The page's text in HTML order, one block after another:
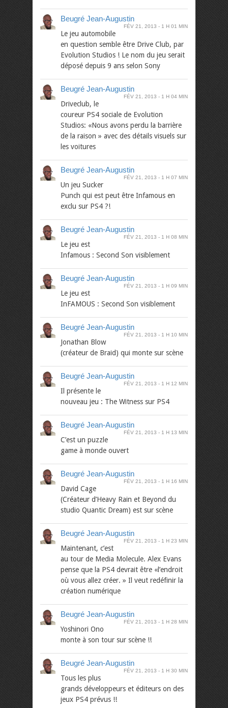
Beugré Jean-Augustin
FÉV 21, 2013 1 H 01 MIN
Le jeu automobile
en question semble être Drive Club, par
Evolution Studios ! Le nom du jeu serait
déposé depuis 9 ans selon Sony
Beugré Jean-Augustin
FÉV 21, 2013 1 H 04 MIN
Driveclub, le
coureur PS4 sociale de Evolution
Studios: «Nous avons perdu la barrière
de la raison » avec des détails visuels sur
les voitures
Beugré Jean-Augustin
FÉV 21, 2013 1 H 07 MIN
Un jeu Sucker
Punch qui est peut être Infamous en
exclu sur PS4 ?!
Beugré Jean-Augustin
FÉV 21, 2013 1 H 08 MIN
Le jeu est
Infamous : Second Son visiblement
Beugré Jean-Augustin
FÉV 21, 2013 1 H 09 MIN
Le jeu est
InFAMOUS : Second Son visiblement
Beugré Jean-Augustin
FÉV 21, 2013 1 H 10 MIN
Jonathan Blow
(créateur de Braid) qui monte sur scène
Beugré Jean-Augustin
FÉV 21, 2013 1 H 12 MIN
Il présente le
nouveau jeu : The Witness sur PS4
Beugré Jean-Augustin
FÉV 21, 2013 1 H 13 MIN
C’est un puzzle
game à monde ouvert
Beugré Jean-Augustin
FÉV 21, 2013 1 H 16 MIN
David Cage
(Créateur d’Heavy Rain et Beyond du
studio Quantic Dream) est sur scène
Beugré Jean-Augustin
FÉV 21, 2013 1 H 23 MIN
Maintenant, c’est
au tour de Media Molecule. Alex Evans
pense que la PS4 devrait être «l’endroit
où vous allez créer. » Il veut redéfinir la
création numérique
Beugré Jean-Augustin
FÉV 21, 2013 1 H 28 MIN
Yoshinori Ono
monte à son tour sur scène !!
Beugré Jean-Augustin
FÉV 21, 2013 1 H 30 MIN
Tous les plus
grands développeurs et éditeurs on des
jeux PS4 prévus !!